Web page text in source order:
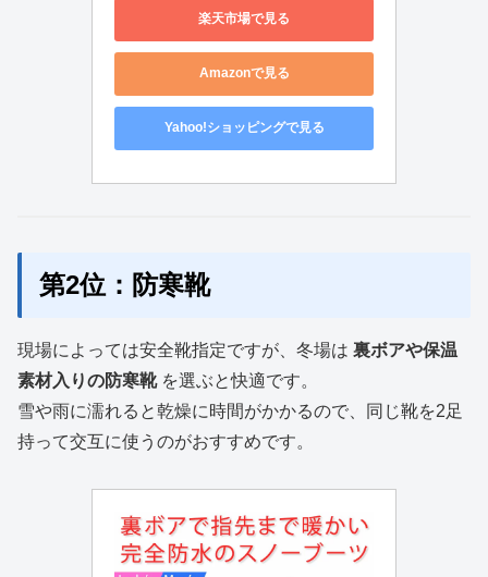
楽天市場で見る
Amazonで見る
Yahoo!ショッピングで見る
第2位：防寒靴
現場によっては安全靴指定ですが、冬場は 裏ボアや保温
素材入りの防寒靴を選ぶと快適です。
雪や雨に濡れると乾燥に時間がかかるので、同じ靴を2足
持って交互に使うのがおすすめです。